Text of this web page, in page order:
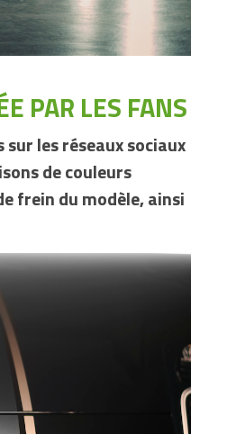
PAR LES FANS
sur les réseaux sociaux
de couleurs
frein du modèle, ainsi